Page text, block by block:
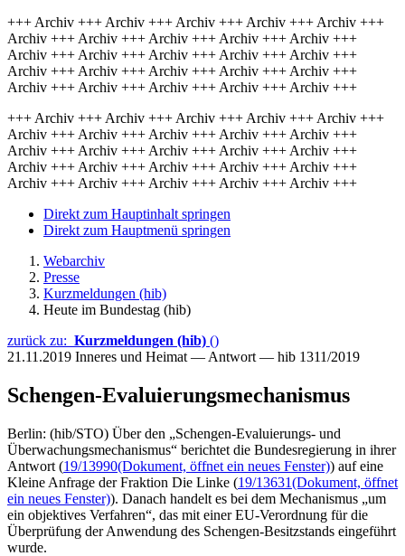
+++ Archiv +++ Archiv +++ Archiv +++ Archiv +++ Archiv +++
Archiv +++ Archiv +++ Archiv +++ Archiv +++ Archiv +++
Archiv +++ Archiv +++ Archiv +++ Archiv +++ Archiv +++
Archiv +++ Archiv +++ Archiv +++ Archiv +++ Archiv +++
Archiv +++ Archiv +++ Archiv +++ Archiv +++ Archiv +++
+++ Archiv +++ Archiv +++ Archiv +++ Archiv +++ Archiv +++
Archiv +++ Archiv +++ Archiv +++ Archiv +++ Archiv +++
Archiv +++ Archiv +++ Archiv +++ Archiv +++ Archiv +++
Archiv +++ Archiv +++ Archiv +++ Archiv +++ Archiv +++
Archiv +++ Archiv +++ Archiv +++ Archiv +++ Archiv +++
Direkt zum Hauptinhalt springen
Direkt zum Hauptmenü springen
Webarchiv
Presse
Kurzmeldungen (hib)
Heute im Bundestag (hib)
zurück zu: Kurzmeldungen (hib) ()
21.11.2019 Inneres und Heimat — Antwort — hib 1311/2019
Schengen-Evaluierungsmechanismus
Berlin: (hib/STO) Über den „Schengen-Evaluierungs- und
Überwachungsmechanismus“ berichtet die Bundesregierung in ihrer
Antwort (19/13990(Dokument, öffnet ein neues Fenster)) auf eine
Kleine Anfrage der Fraktion Die Linke (19/13631(Dokument, öffnet
ein neues Fenster)). Danach handelt es bei dem Mechanismus „um
ein objektives Verfahren“, das mit einer EU-Verordnung für die
Überprüfung der Anwendung des Schengen-Besitzstands eingeführt
wurde.